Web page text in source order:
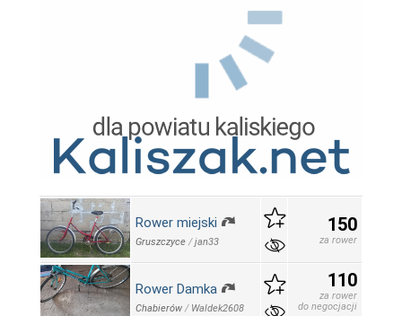
Rower miejski
Gruszczyce /jan33
150
za rower
Rower Damka
Chabierów / Waldek2608
110
za rower
do negocjacji